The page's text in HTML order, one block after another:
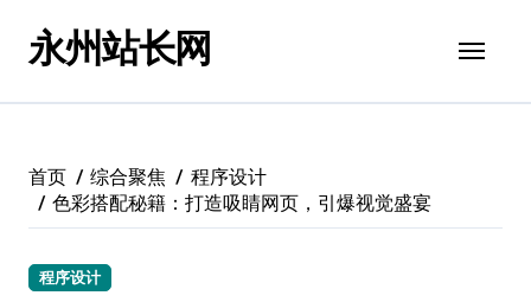
永州站长网
首页 综合聚焦
程序设计
色彩搭配秘籍：打造吸睛网页，引爆视觉盛宴
程序设计